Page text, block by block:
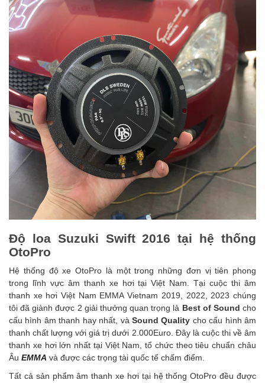
Độ loa Suzuki Swift 2016tại hệ thống
OtoPro
Hệ thống độ xe OtoPro là một trong những đơn vị tiên phong
trong lĩnh vực âm thanh xe hơi tại Việt Nam. Tại cuộc thi âm
thanh xe hơi Việt Nam EMMA Vietnam 2019, 2022, 2023 chúng
tôi đã giành được 2 giải thưởng quan trọng là Best of Sound cho
cấu hình âm thanh hay nhất, và Sound Quality cho cấu hình âm
thanh chất lượng với giá trị dưới 2.000Euro. Đây là cuộc thi về âm
thanh xe hơi lớn nhất tại Việt Nam, tổ chức theo tiêu chuẩn châu
Âu EMMA và được các trọng tài quốc tế chấm điểm.
Tất cả sản phẩm âm thanh xe hơi tại hệ thống OtoPro đều được